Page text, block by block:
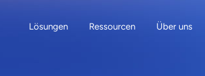
Lösungen Ressourcen Über uns